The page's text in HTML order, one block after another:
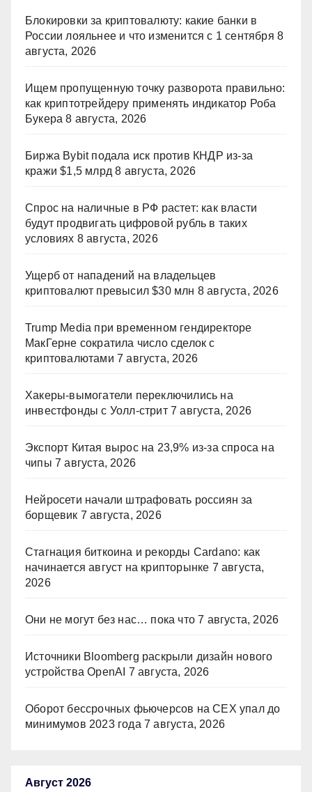
Блокировки за криптовалюту: какие банки в
России лояльнее и что изменится с 1 сентября 8
августа, 2026
Ищем пропущенную точку разворота правильно:
как криптотрейдеру применять индикатор Роба
Букера 8 августа, 2026
Биржа Bybit подала иск против КНДР из‑за
кражи $1,5 млрд 8 августа, 2026
Спрос на наличные в РФ растет: как власти
будут продвигать цифровой рубль в таких
условиях 8 августа, 2026
Ущерб от нападений на владельцев
криптовалют превысил $30 млн 8 августа, 2026
Trump Media при временном гендиректоре
МакГерне сократила число сделок с
криптовалютами 7 августа, 2026
Хакеры-вымогатели переключились на
инвестфонды с Уолл-стрит 7 августа, 2026
Экспорт Китая вырос на 23,9% из-за спроса на
чипы 7 августа, 2026
Нейросети начали штрафовать россиян за
борщевик 7 августа, 2026
Стагнация биткоина и рекорды Cardano: как
начинается август на крипторынке 7 августа,
2026
Они не могут без нас… пока что 7 августа, 2026
Источники Bloomberg раскрыли дизайн нового
устройства OpenAI 7 августа, 2026
Оборот бессрочных фьючерсов на CEX упал до
минимумов 2023 года 7 августа, 2026
Август 2026